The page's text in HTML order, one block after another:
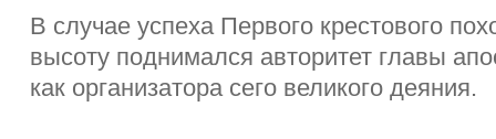
В случае успеха Первого крестового
высоту поднимался авторитет главы
как организатора сего великого деяния.